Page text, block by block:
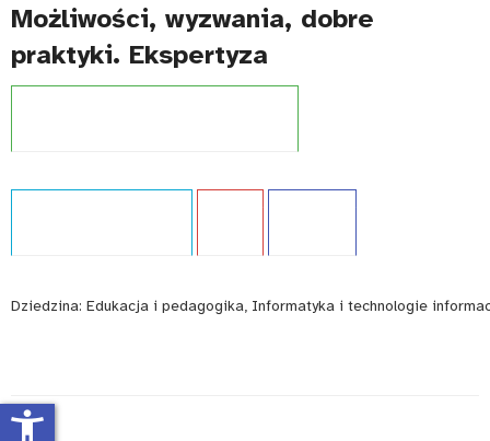
Możliwości, wyzwania, dobre
praktyki. Ekspertyza
Dziedzina: Edukacja i pedagogika, Informatyka i technologie
accessibility_new